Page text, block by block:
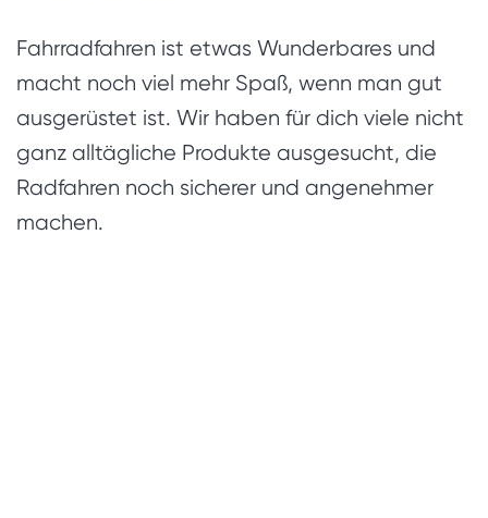
Fahrradfahren ist etwas Wunderbares und
macht noch viel mehr Spaß, wenn man gut
ausgerüstet ist. Wir haben für dich viele nicht
ganz alltägliche Produkte ausgesucht, die
Radfahren noch sicherer und angenehmer
machen.